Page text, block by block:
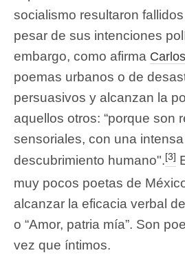
socialismo resultaron
pesar de sus intenciones
embargo, como afirma
poemas urbanos o de
persuasivos y alcanzan la
aquellos otros: “porque son
sensoriales, con una
descubrimiento humano".[3]
muy pocos poetas de
alcanzar la eficacia verbal
o “Amor, patria mía”. Son
vez que íntimos.